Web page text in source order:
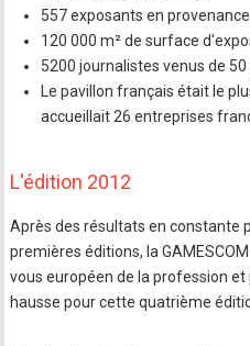
557 exposants en
120 000 m² de surface
5200 journalistes venus de 50
Le pavillon français était le
accueillait 26 entreprises
L'édition 2012
Après des résultats en constante
premières éditions, la
vous européen de la profession
hausse pour cette quatrième